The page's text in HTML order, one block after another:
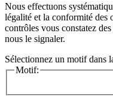
Nous effectuons
légalité et la conformité des
contrôles vous constatez
nous le signaler.
Sélectionnez un motif dans
Motif: